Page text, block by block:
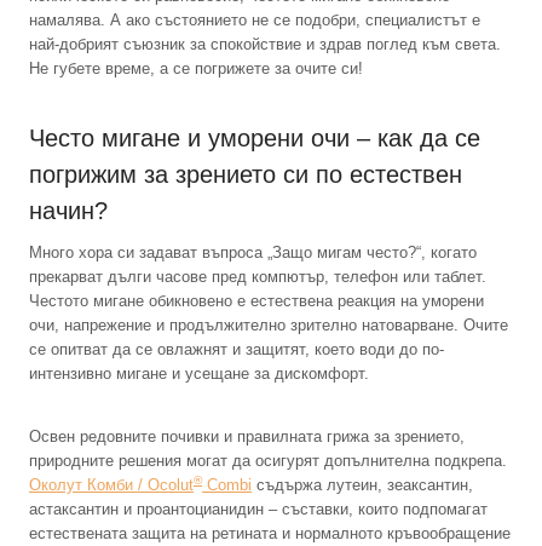
намалява. А ако състоянието не се подобри, специалистът е
най-добрият съюзник за спокойствие и здрав поглед към света.
Не губете време, а се погрижете за очите си!
Често мигане и уморени очи – как да се
погрижим за зрението си по естествен
начин?
Много хора си задават въпроса „Защо мигам често?“, когато
прекарват дълги часове пред компютър, телефон или таблет.
Честото мигане обикновено е естествена реакция на уморени
очи, напрежение и продължително зрително натоварване. Очите
се опитват да се овлажнят и защитят, което води до по-
интензивно мигане и усещане за дискомфорт.
Освен редовните почивки и правилната грижа за зрението,
природните решения могат да осигурят допълнителна подкрепа.
Околут Комби / Ocolut®Combi съдържа лутеин, зеаксантин,
астаксантин и проантоцианидин – съставки, които подпомагат
естествената защита на ретината и нормалното кръвообращение